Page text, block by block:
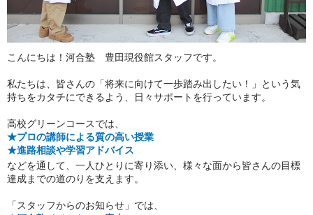
こんにちは！河合塾 豊田現役館スタッフです。
私たちは、皆さんの「将来に向けて一歩踏み出したい！」という気
持ちをカタチにできるよう、日々サポートを行っています。
高校グリーンコースでは、
★プロの講師による質の高い授業
★進路相談や学習アドバイス
などを通して、一人ひとりに寄り添い、様々な面から皆さんの目標
達成までの道のりを支えます。
「スタッフからのお知らせ」では、